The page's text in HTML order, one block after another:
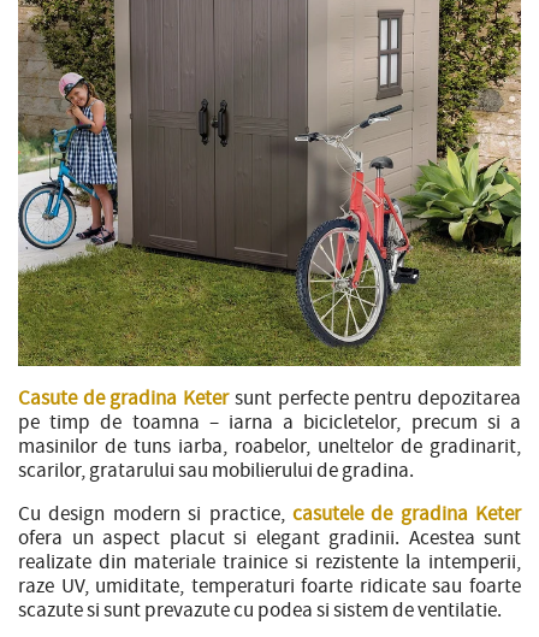
Casute de gradina Ketersunt perfecte pentru depozitarea
pe timp de toamna – iarna a bicicletelor, precum si a
masinilor de tuns iarba, roabelor, uneltelor de gradinarit,
scarilor, gratarului sau mobilierului de gradina.
Cu design modern si practice, casutele de gradina Keter
ofera un aspect placut si elegant gradinii. Acestea sunt
realizate din materiale trainice si rezistente la intemperii,
raze UV, umiditate, temperaturi foarte ridicate sau foarte
scazute si sunt prevazute cu podea si sistem de ventilatie.